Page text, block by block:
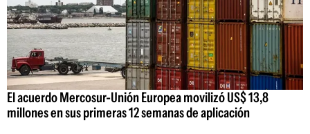
El acuerdo Mercosur-Unión Europea movilizó US$ 13,8
millones en sus primeras 12 semanas de aplicación